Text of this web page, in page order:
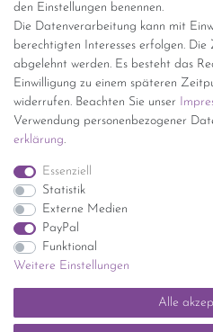
den Einstellungen benennen.
Die Datenverarbeitung kann mit
berechtigten Interesses erfolgen.
abgelehnt werden. Es besteht das
Einwilligung zu einem späteren
widerrufen. Beachten Sie unser
Verwendung personenbezogener
erklärung.
Essenziell
Statistik
Externe Medien
PayPal
Funktional
Weitere Einstellungen
Alle
kostenfreie Lieferung ab 150 Euro
Deutschlands)
Übersicht Internationale
Wir kaufen an
Sie haben zuviel Porzellan im
Einfach unverbindliches Angebot
*Endpreis inkl. MwSt. (Dieser
UStG der
Mehrwertsteuer auf der
Impressum Daten­schutz­erklärung
Vertrag